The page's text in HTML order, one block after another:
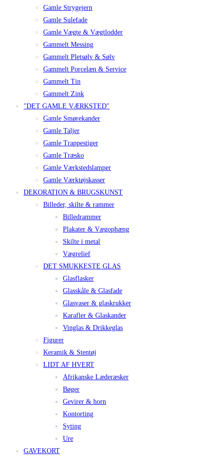
Gamle Strygejern
Gamle Sulefade
Gamle Vægte & Vægtlodder
Gammelt Messing
Gammelt Pletsølv & Sølv
Gammelt Porcelæn & Service
Gammelt Tin
Gammelt Zink
"DET GAMLE VÆRKSTED"
Gamle Smørekander
Gamle Taljer
Gamle Trappestiger
Gamle Træsko
Gamle Værkstedslamper
Gamle Værktøjskasser
DEKORATION & BRUGSKUNST
Billeder, skilte & rammer
Billedrammer
Plakater & Vægophæng
Skilte i metal
Vægrelief
DET SMUKKESTE GLAS
Glasflasker
Glasskåle & Glasfade
Glasvaser & glaskrukker
Karafler & Glaskander
Vinglas & Drikkeglas
Figurer
Keramik & Stentøj
LIDT AF HVERT
Afrikanske Læderæsker
Bøger
Gevirer & horn
Kontorting
Syting
Ure
GAVEKORT